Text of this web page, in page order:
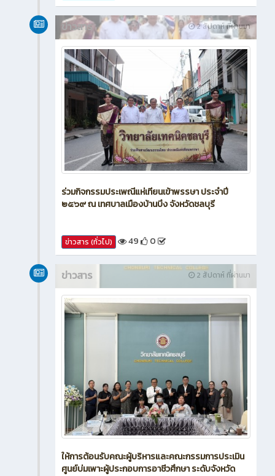
2 สัปดาห์ ที่ผ่านมา
ข่าวสาร
ร่วมกิจกรรมประเพณีแห่เทียนเข้าพรรษา ประจำปี
๒๕๖๙ ณ เทศบาลเมืองบ้านบึง จังหวัดชลบุรี
ข่าวสาร (ทั่วไป) 49 0
2 สัปดาห์ ที่ผ่านมา
ข่าวสาร
ให้การต้อนรับคณะผู้บริหารและคณะกรรมการประเมิน
ศูนย์บ่มเพาะผู้ประกอบการอาชีวศึกษา ระดับจังหวัด